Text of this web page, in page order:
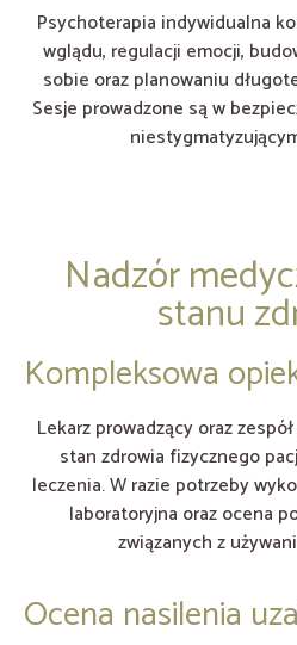
Psychoterapia indywidualna
wglądu, regulacji emocji,
sobie oraz planowaniu
Sesje prowadzone są w
Nadzór
stanu
Kompleksowa
Lekarz prowadzący oraz
stan zdrowia fizycznego
leczenia. W razie potrzeby
laboratoryjna oraz ocena
związanych z
Ocena nasilenia